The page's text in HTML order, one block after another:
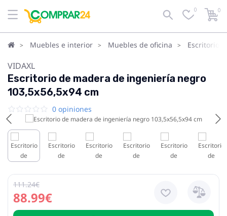
0 0
Muebles e interior Muebles de oficina Escritorios
VIDAXL
Escritorio de madera de ingeniería negro
103,5x56,5x94 cm
0 opiniones
88.99€
111.24€